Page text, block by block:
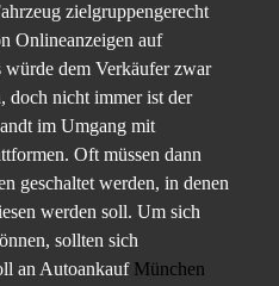
zielgruppengerecht
Onlineanzeigen auf
würde dem Verkäufer zwar
doch nicht immer ist der
im Umgang mit
Oft müssen dann
geschaltet werden, in denen
werden soll. Um sich
sollten sich
an Autoankauf München